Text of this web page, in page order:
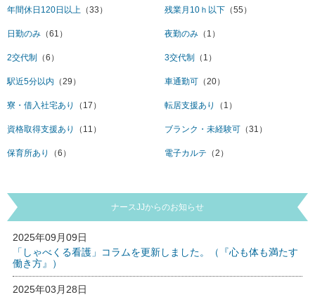
年間休日120日以上 （33） 残業月10ｈ以下 （55）
日勤のみ （61） 夜勤のみ （1）
2交代制 （6） 3交代制 （1）
駅近5分以内 （29） 車通勤可 （20）
寮・借入社宅あり （17） 転居支援あり （1）
資格取得支援あり （11） ブランク・未経験可 （31）
保育所あり （6） 電子カルテ （2）
ナースJJからのお知らせ
2025年09月09日
「しゃべくる看護」コラムを更新しました。（『心も体も満たす
働き方』）
2025年03月28日